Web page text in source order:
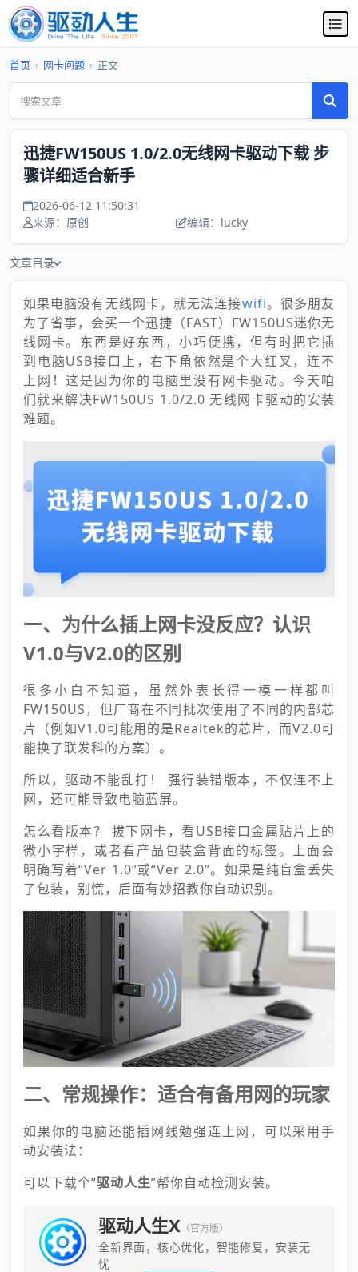
首页 › 网卡问题 › 正文
迅捷FW150US 1.0/2.0无线网卡驱动下载 步
骤详细适合新手
2026-06-12 11:50:31
来源：原创
编辑：lucky
文章目录
如果电脑没有无线网卡，就无法连接wifi。很多朋友
为了省事，会买一个迅捷（FAST）FW150US迷你无
线网卡。东西是好东西，小巧便携，但有时把它插
到电脑USB接口上，右下角依然是个大红叉，连不
上网！这是因为你的电脑里没有网卡驱动。今天咱
们就来解决FW150US 1.0/2.0 无线网卡驱动的安装
难题。
一、为什么插上网卡没反应？认识
V1.0与V2.0的区别
很多小白不知道，虽然外表长得一模一样都叫
FW150US，但厂商在不同批次使用了不同的内部芯
片（例如V1.0可能用的是Realtek的芯片，而V2.0可
能换了联发科的方案）。
所以，驱动不能乱打！ 强行装错版本，不仅连不上
网，还可能导致电脑蓝屏。
怎么看版本？ 拔下网卡，看USB接口金属贴片上的
微小字样，或者看产品包装盒背面的标签。上面会
明确写着“Ver 1.0”或“Ver 2.0”。如果是纯盲盒丢失
了包装，别慌，后面有妙招教你自动识别。
二、常规操作：适合有备用网的玩家
如果你的电脑还能插网线勉强连上网，可以采用手
动安装法：
可以下载个“驱动人生”帮你自动检测安装。
驱动人生X （官方版）
全新界面，核心优化，智能修复，安装无
忧